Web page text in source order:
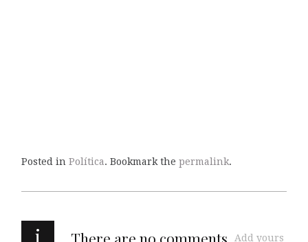
Posted in Política. Bookmark the permalink.
i There are no comments Add yours